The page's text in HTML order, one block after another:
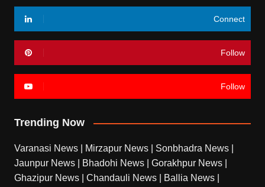
Connect
Follow
Follow
Trending Now
Varanasi News Mirzapur News Sonbhadra News
Jaunpur News
Bhadohi News Gorakhpur News
Ghazipur News
Chandauli News Ballia News